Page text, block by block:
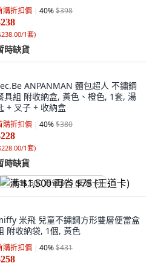
購折扣價 40%$398
1套)
時缺貨
ANPANMAN 麵包超人 不鏽鋼
具組 附收納盒, 黃色、橙色, 1套, 湯
+ 叉子 + 收納盒
購折扣價 40%$380
1套)
時缺貨
满 $1,500 再省 $75 (王道卡)
米飛 兒童不鏽鋼方形雙層便當盒
附收納袋, 1個, 黃色
購折扣價 40%$431